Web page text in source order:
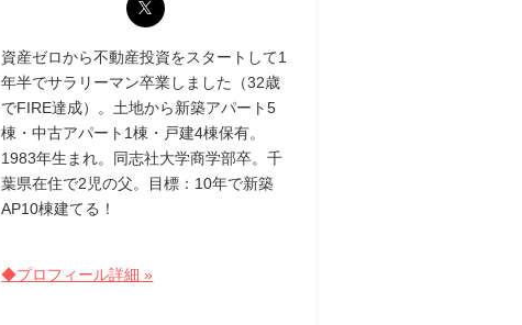
資産ゼロから不動産投資をスタートして1
年半でサラリーマン卒業しました（32歳
でFIRE達成）。土地から新築アパート5
棟・中古アパート1棟・戸建4棟保有。
1983年生まれ。同志社大学商学部卒。千
葉県在住で2児の父。目標：10年で新築
AP10棟建てる！
◆プロフィール詳細 »